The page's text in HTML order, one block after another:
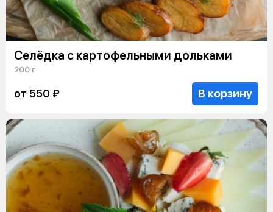
Селёдка с картофельными дольками
200 г
от 550 ₽ В корзину